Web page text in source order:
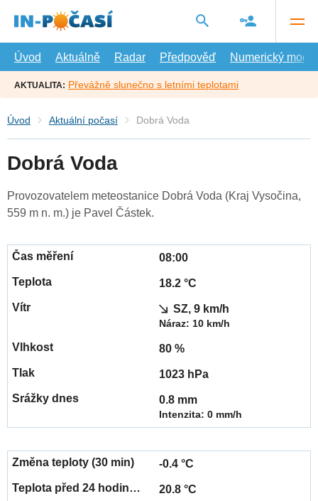
hlavní
Úvod
Aktuálně Radar Předpověď Numerický model
AKTUALITA: Převážně slunečno s letními teplotami
Úvod Aktuální počasí Dobrá Voda
Dobrá Voda
Provozovatelem meteostanice Dobrá Voda (Kraj Vysočina,
559 m n. m.) je Pavel Částek.
08:00
18.2 °C
SZ, 9 km/h
Náraz: 10 km/h
80 %
1023 hPa
0.8 mm
Intenzita: 0 mm/h
-0.4 °C
20.8 °C